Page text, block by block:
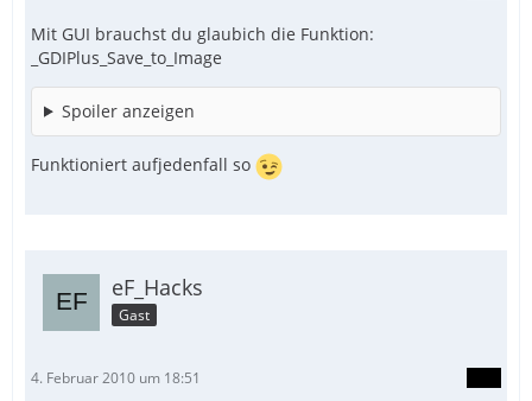
Mit GUI brauchst du glaubich die Funktion:
_GDIPlus_Save_to_Image
Spoiler anzeigen
Funktioniert aufjedenfall so
eF_Hacks
Gast
4. Februar 2010 um 18:51